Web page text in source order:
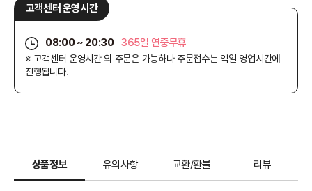
고객센터 운영시간
08:00 ~ 20:30 365일 연중무휴
※ 고객센터 운영시간 외 주문은 가능하나 주문접수는 익일 영업시간에
진행됩니다.
상품정보 유의사항 교환/환불 리뷰